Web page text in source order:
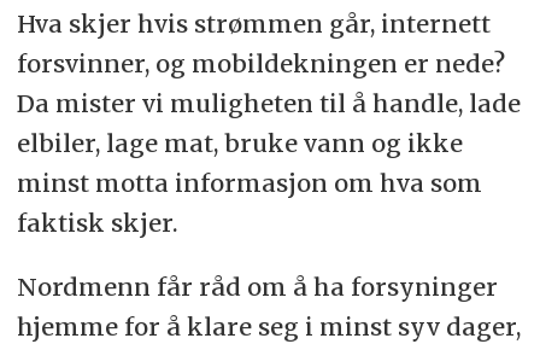
Hva skjer hvis strømmen går, internett
forsvinner, og mobildekningen er nede?
Da mister vi muligheten til å handle, lade
elbiler, lage mat, bruke vann og ikke
minst motta informasjon om hva som
faktisk skjer.
Nordmenn får råd om å ha forsyninger
hjemme for å klare seg i minst syv dager,